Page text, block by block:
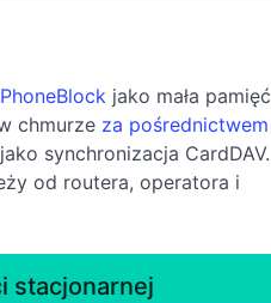
PhoneBlock jako mała pamięć
chmurze za pośrednictwem
jako synchronizacja CardDAV.
od routera, operatora i
stacjonarnej